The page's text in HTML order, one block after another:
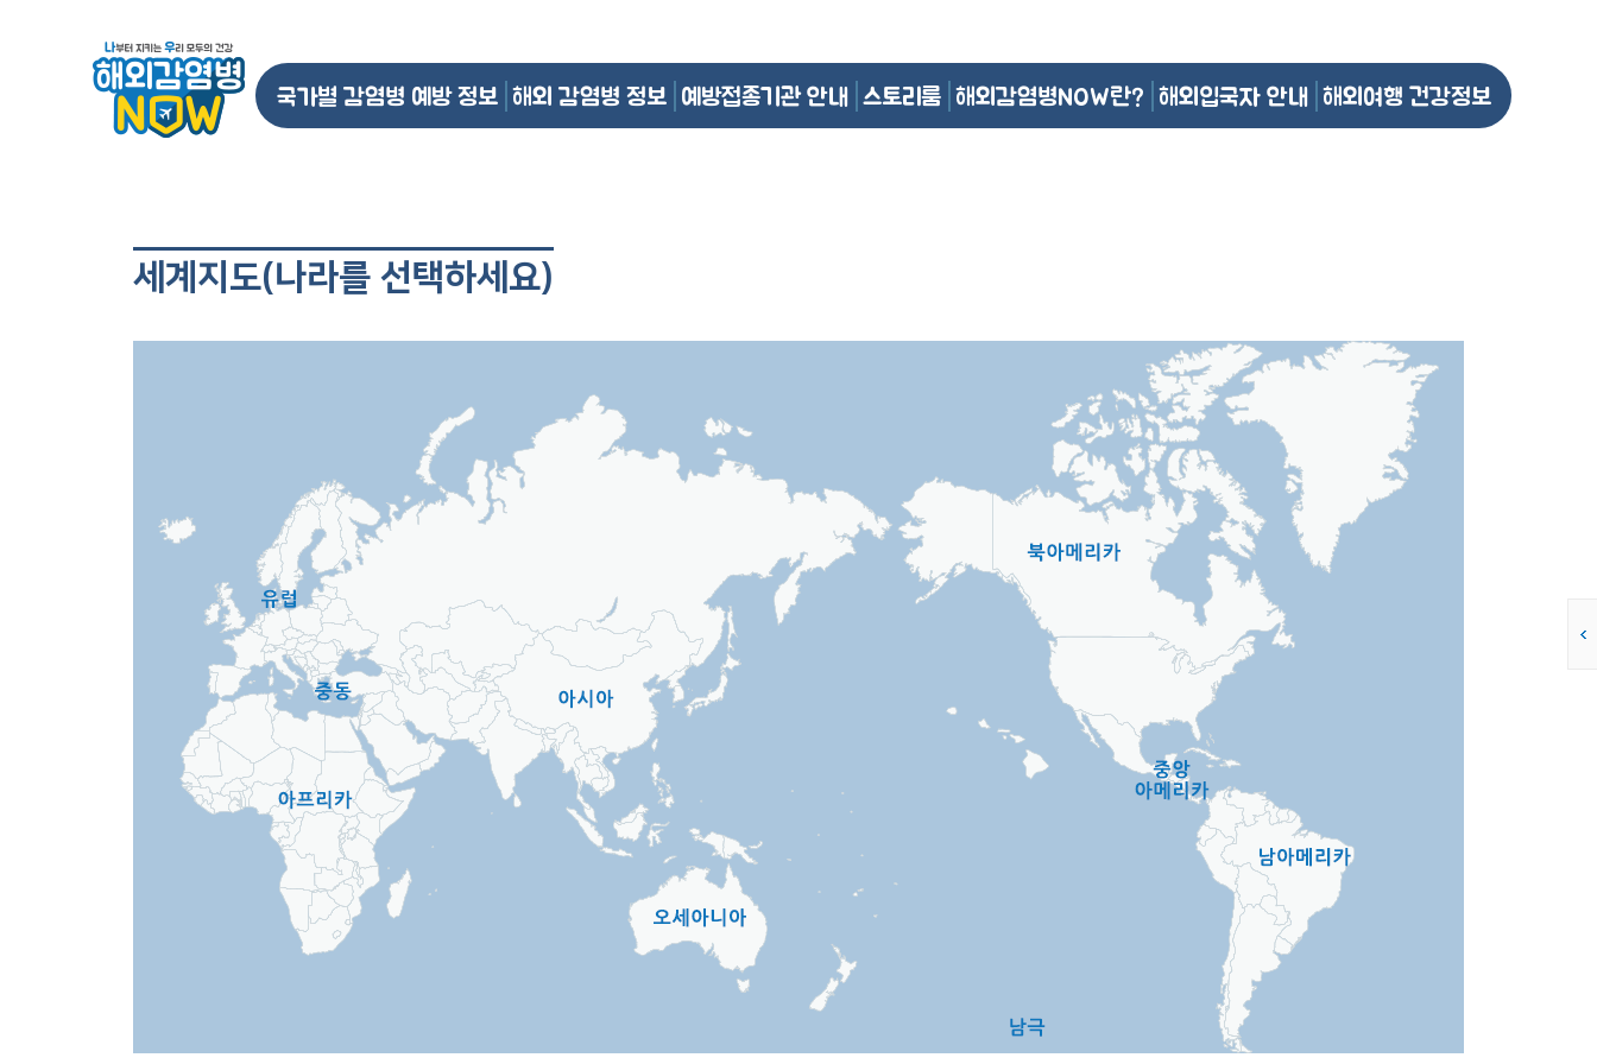
국가별 감염병 예방 정보 해외 감염병 정보 예방접종기관 안내 스토리룸 해외감염병NOW란? 해외입국자 안내 해외여행 건강정보
세계지도(나라를 선택하세요)